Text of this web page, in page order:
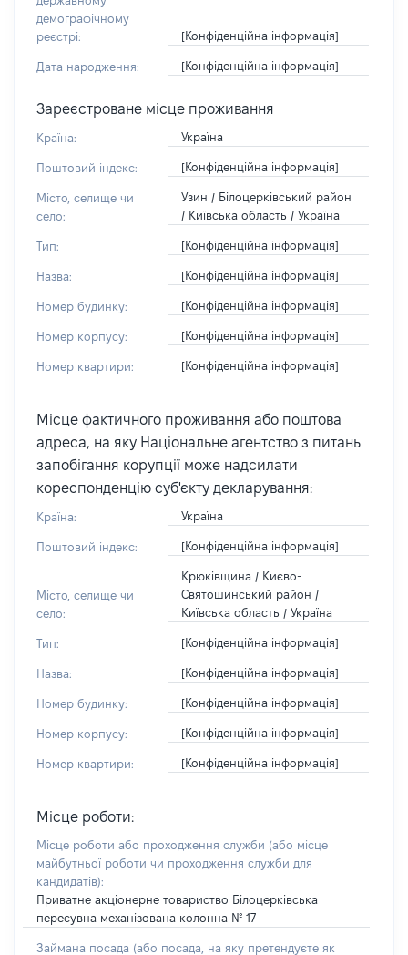
демографічному
реєстрі:
[Конфіденційна інформація]
Дата народження: [Конфіденційна інформація]
Зареєстроване місце проживання
Країна: Україна
Поштовий індекс: [Конфіденційна інформація]
Місто, селище чи
село:
Узин / Білоцерківський район
/ Київська область / Україна
Тип: [Конфіденційна інформація]
Назва: [Конфіденційна інформація]
Номер будинку: [Конфіденційна інформація]
Номер корпусу: [Конфіденційна інформація]
Номер квартири: [Конфіденційна інформація]
Місце фактичного проживання або поштова
адреса, на яку Національне агентство з питань
запобігання корупції може надсилати
кореспонденцію суб'єкту декларування:
Країна: Україна
Поштовий індекс: [Конфіденційна інформація]
Місто, селище чи
село:
Крюківщина / Києво-
Святошинський район /
Київська область / Україна
Тип: [Конфіденційна інформація]
Назва: [Конфіденційна інформація]
Номер будинку: [Конфіденційна інформація]
Номер корпусу: [Конфіденційна інформація]
Номер квартири: [Конфіденційна інформація]
Місце роботи:
Місце роботи або проходження служби (або місце
майбутньої роботи чи проходження служби для
кандидатів):
Приватне акціонерне товариство Білоцерківська
пересувна механізована колонна № 17
Займана посада (або посада, на яку претендуєте як